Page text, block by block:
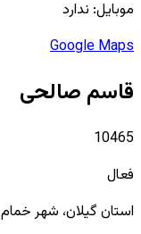
موبایل: ندارد
Google Maps
قاسم صالحی
10465
فعال
استان گیلان، شهرخمام